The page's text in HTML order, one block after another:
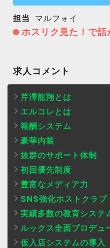
担当 マルフォイ
ホスリク見た！で
求人コメント
芹澤龍翔とは
エルコレとは
報酬システム
豪華内装
抜群のサポート体制
初回優先制度
豊富なメディア力
SNS強化ホストクラブ
実績多数の教育システ
ルックス全面プロデュ
仮入店システムの導入